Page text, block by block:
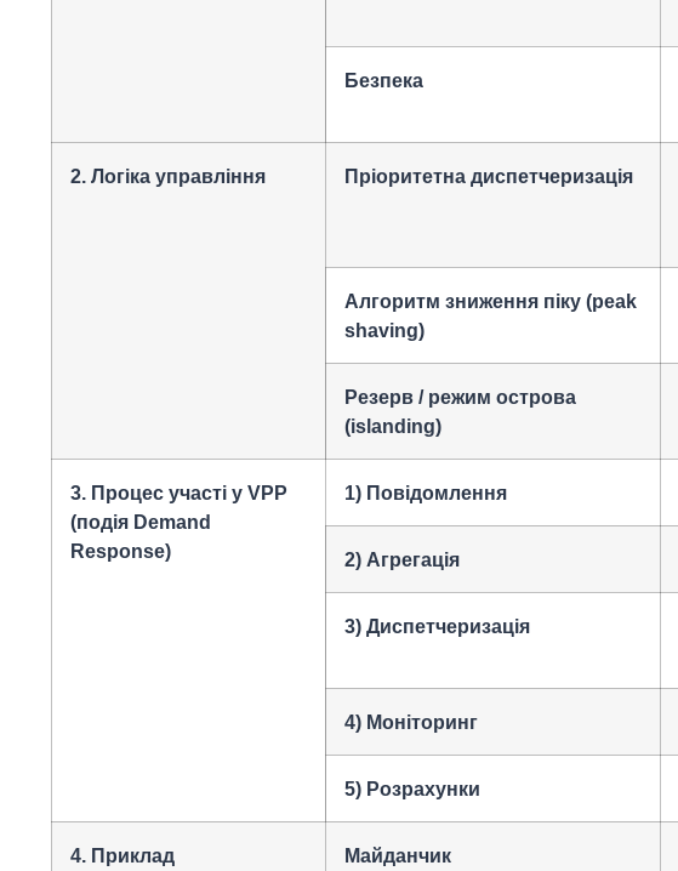
Безпека
2. Логіка управління Пріоритетна диспетчеризація
Алгоритм зниження піку (peak
shaving)
Резерв / режим острова
(islanding)
3. Процес участі у VPP
(подія Demand
Response)
1) Повідомлення
2) Агрегація
3) Диспетчеризація
4) Моніторинг
5) Розрахунки
4. Приклад
Майданчик